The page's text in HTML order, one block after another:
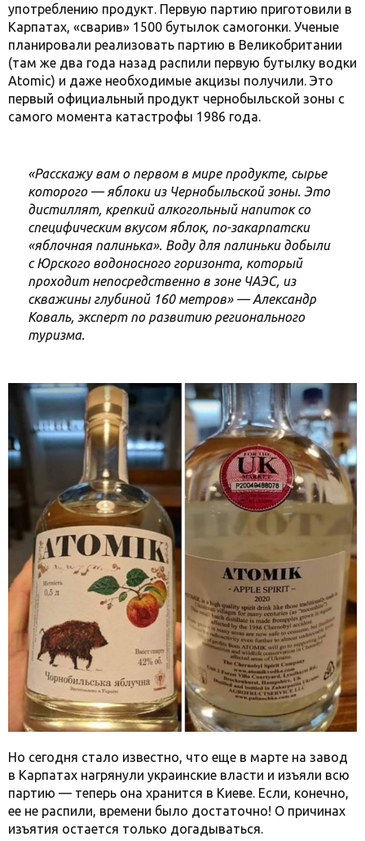
употреблению продукт. Первую партию приготовили в
Карпатах, «сварив» 1500 бутылок самогонки. Ученые
планировали реализовать партию в Великобритании
(там же два года назад распили первую бутылку водки
Atomic) и даже необходимые акцизы получили. Это
первый официальный продукт чернобыльской зоны с
самого момента катастрофы 1986 года.
«Расскажу вам о первом в мире продукте, сырье
которого — яблоки из Чернобыльской зоны. Это
дистиллят, крепкий алкогольный напиток со
специфическим вкусом яблок, по-закарпатски
«яблочная палинька». Воду для палиньки добыли
с Юрского водоносного горизонта, который
проходит непосредственно в зоне ЧАЭС, из
скважины глубиной 160 метров» — Александр
Коваль, эксперт по развитию регионального
туризма.
Но сегодня стало известно, что еще в марте на завод
в Карпатах нагрянули украинские власти и изъяли всю
партию — теперь она хранится в Киеве. Если, конечно,
ее не распили, времени было достаточно! О причинах
изъятия остается только догадываться.